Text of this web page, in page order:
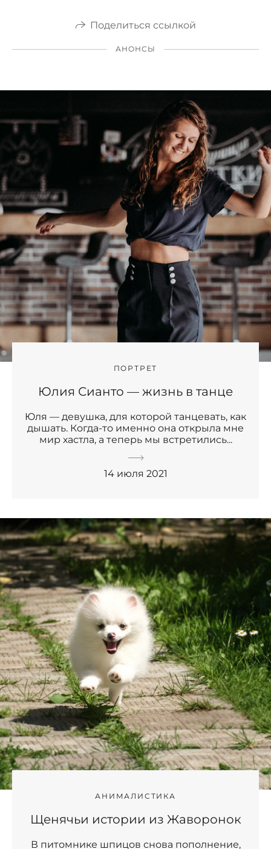
Поделиться ссылкой
АНОНСЫ
ПОРТРЕТ
Юлия Сианто — жизнь в танце
Юля — девушка, для которой танцевать, как
дышать. Когда-то именно она открыла мне
мир хастла, а теперь мы встретились...
14 июля 2021
АНИМАЛИСТИКА
Щенячьи истории из Жаворонок
В питомнике шпицов снова пополнение,